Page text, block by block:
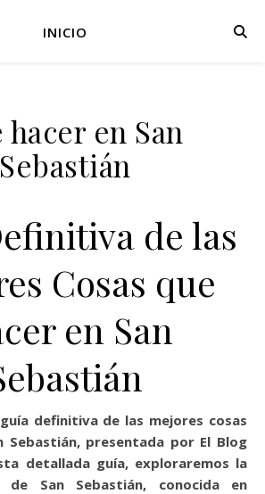
INICIO
hacer en San
Sebastián
de las
Cosas que
en San
Sebastián, presentada por El Blog
detallada guía, exploraremos la
de San Sebastián, conocida en